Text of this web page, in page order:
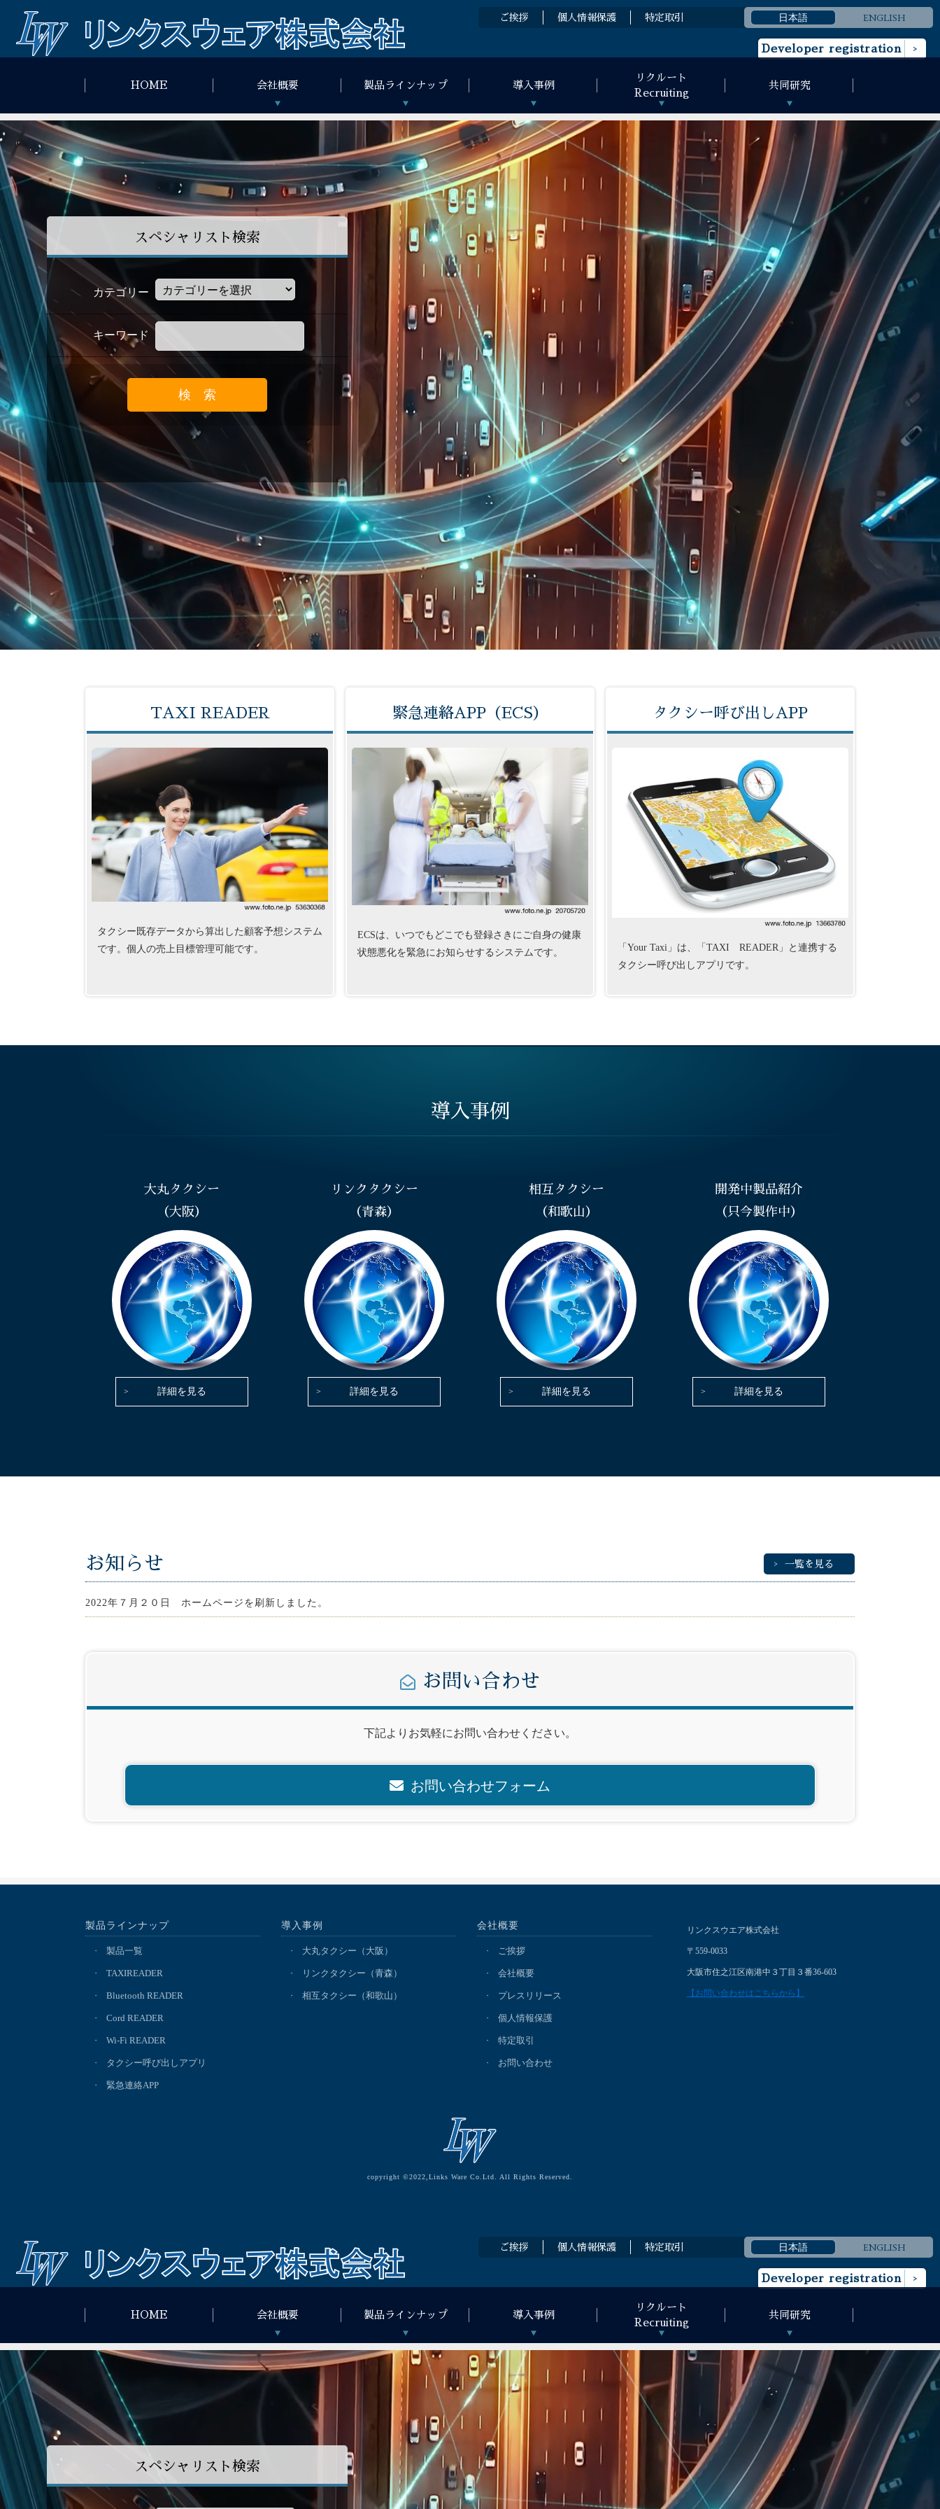
ご挨拶 個人情報保護 特定取引 日本語 ENGLISH
Developer registration
HOME 会社概要 製品ラインナップ 導入事例
リクルート
Recruiting
共同研究
スペシャリスト検索
カテゴリー
キーワード
TAXI READER
タクシー既存データから算出した顧客予想システム
です。個人の売上目標管理可能です。
緊急連絡APP（ECS）
ECSは、いつでもどこでも登録さきにご自身の健康
状態悪化を緊急にお知らせするシステムです。
タクシー呼び出しAPP
「Your Taxi」は、「TAXI READER」と連携する
タクシー呼び出しアプリです。
導入事例
大丸タクシー
（大阪）
詳細を見る
リンクタクシー
（青森）
詳細を見る
相互タクシー
（和歌山）
詳細を見る
開発中製品紹介
（只今製作中）
詳細を見る
お知らせ 一覧を見る
2022年７月２０日 ホームページを刷新しました。
お問い合わせ
下記よりお気軽にお問い合わせください。
お問い合わせフォーム
製品ラインナップ
製品一覧
TAXIREADER
Bluetooth READER
Cord READER
Wi-Fi READER
タクシー呼び出しアプリ
緊急連絡APP
導入事例
大丸タクシー（大阪）
リンクタクシー（青森）
相互タクシー（和歌山）
会社概要
ご挨拶
会社概要
プレスリリース
個人情報保護
特定取引
お問い合わせ
リンクスウエア株式会社
〒559-0033
大阪市住之江区南港中３丁目３番36-603
【お問い合わせはこちらから】
copyright ©2022,Links Ware Co.Ltd. All Rights Reserved.
ご挨拶 個人情報保護 特定取引 日本語 ENGLISH
Developer registration
HOME 会社概要 製品ラインナップ 導入事例
リクルート
Recruiting
共同研究
スペシャリスト検索